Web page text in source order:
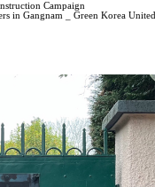
Campaign
in Gangnam _ Green Korea United